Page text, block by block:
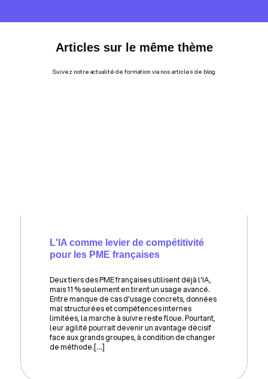
Articles sur le même thème
Suivez notre actualité de formation via nos articles de blog
L'IA comme levier de compétitivité
pour les PME françaises
Deux tiers des PME françaises utilisent déjà l'IA,
mais 11 % seulement en tirent un usage avancé.
Entre manque de cas d'usage concrets, données
mal structurées et compétences internes
limitées, la marche à suivre reste floue. Pourtant,
leur agilité pourrait devenir un avantage décisif
face aux grands groupes, à condition de changer
de méthode.[...]